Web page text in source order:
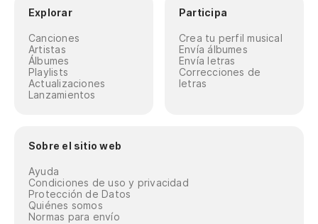
Explorar
Canciones
Artistas
Álbumes
Playlists
Actualizaciones
Lanzamientos
Participa
Crea tu perfil musical
Envía álbumes
Envía letras
Correcciones de
letras
Sobre el sitio web
Ayuda
Condiciones de uso y privacidad
Protección de Datos
Quiénes somos
Normas para envío